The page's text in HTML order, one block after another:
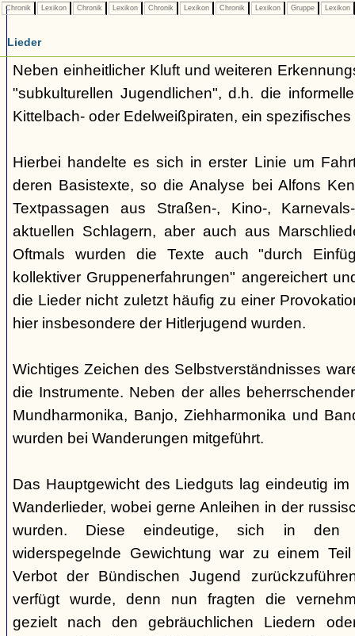
Chronik Lexikon Chronik Lexikon Chronik Lexikon Chronik Lexikon Gruppe Lexikon
Lieder
Neben einheitlicher Kluft und weiteren
"subkulturellen Jugendlichen", d.h. die
Kittelbach- oder Edelweißpiraten, ein
Hierbei handelte es sich in erster Linie um
deren Basistexte, so die Analyse bei Alfons
Textpassagen aus Straßen-, Kino-,
aktuellen Schlagern, aber auch aus
Oftmals wurden die Texte auch "durch
kollektiver Gruppenerfahrungen" angereichert
die Lieder nicht zuletzt häufig zu einer
hier insbesondere der Hitlerjugend wurden.
Wichtiges Zeichen des Selbstverständnisses
die Instrumente. Neben der alles
Mundharmonika, Banjo, Ziehharmonika und
wurden bei Wanderungen mitgeführt.
Das Hauptgewicht des Liedguts lag eindeutig
Wanderlieder, wobei gerne Anleihen in der
wurden. Diese eindeutige, sich in den
widerspegelnde Gewichtung war zu einem
Verbot der Bündischen Jugend
verfügt wurde, denn nun fragten die
gezielt nach den gebräuchlichen Liedern